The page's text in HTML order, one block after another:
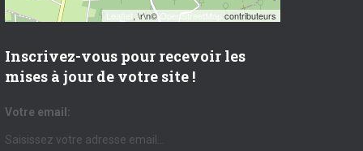
Leaflet, \r\n©OpenStreetMap contributeurs
Inscrivez-vous pour recevoir les
mises à jour de votre site !
Votre email: